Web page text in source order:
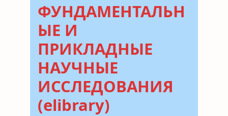
ФУНДАМЕНТАЛЬН
ЫЕ И
ПРИКЛАДНЫЕ
НАУЧНЫЕ
ИССЛЕДОВАНИЯ
(elibrary)